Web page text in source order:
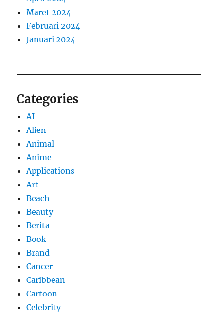
Maret 2024
Februari 2024
Januari 2024
Categories
AI
Alien
Animal
Anime
Applications
Art
Beach
Beauty
Berita
Book
Brand
Cancer
Caribbean
Cartoon
Celebrity